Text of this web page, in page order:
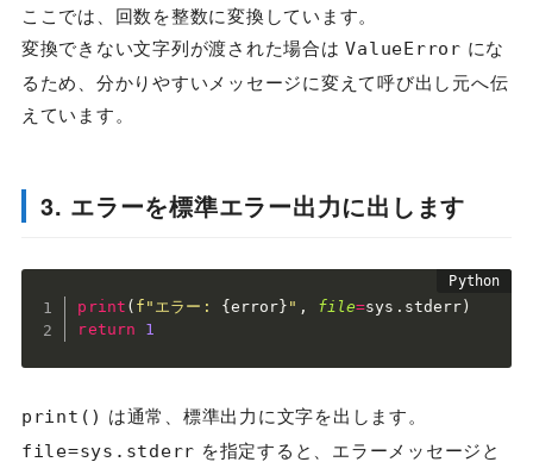
ここでは、回数を整数に変換しています。
変換できない文字列が渡された場合はValueError にな
るため、分かりやすいメッセージに変えて呼び出し元へ伝
えています。
3. エラーを標準エラー出力に出します
print ( f"エラー: { error } " , file=sys . stderr )
return
1
print() は通常、標準出力に文字を出します。
file=sys.stderr を指定すると、エラーメッセージと